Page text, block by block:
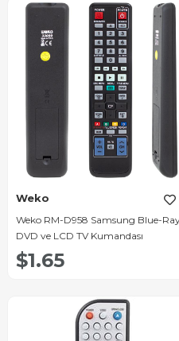
Weko
Weko RM-D958 Samsung Blue-
DVD ve LCD TV Kumandası
$1.65